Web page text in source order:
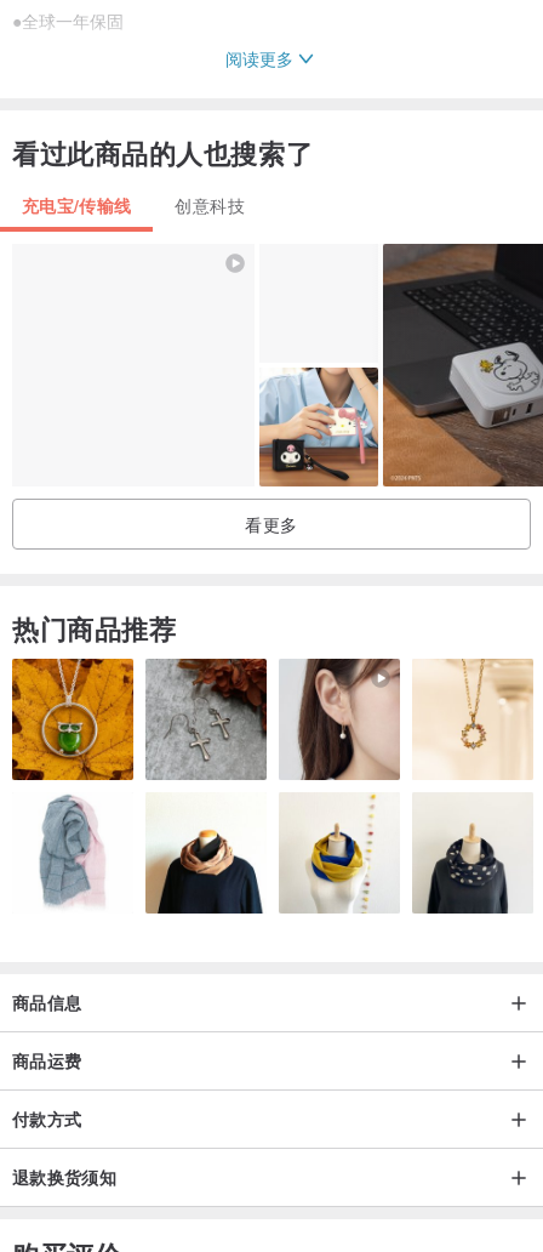
●全球一年保固
阅读更多
看过此商品的人也搜索了
充电宝/传输线 创意科技
看更多
热门商品推荐
商品信息
商品运费
付款方式
退款换货须知